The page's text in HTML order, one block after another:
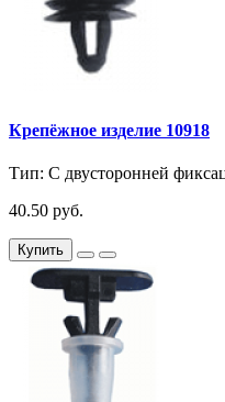
Крепёжное изделие 10918
Тип: С двусторонней
40.50 руб.
Купить